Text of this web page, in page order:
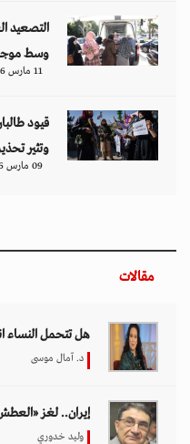
التصعيد
وسط
11 مارس 2026 - 10:26
قيود
وتثير
09 مارس 2026 - 14:09
مقالات
هل تتحمل النساء انتظارَ
د. آمال موسى
إيران.. لغز
وليد خدوري